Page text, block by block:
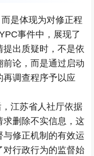
是体现为对修正程
事件中，展现了
出质疑时，不是依
论，而是通过启动
再调查程序予以应
江苏省人社厅依据
求删除不实信息，这
修正机制的有效运
对行政行为的监督始